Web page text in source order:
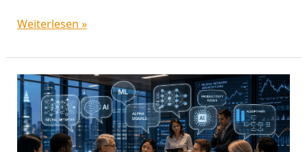
Weiterlesen »
KI
im
aktiven
Fondsmanagement:
Zwischen